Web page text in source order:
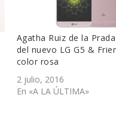
Agatha Ruiz de la
del nuevo LG G5 &
color rosa
2 julio, 2016
En «A LA ÚLTIMA»